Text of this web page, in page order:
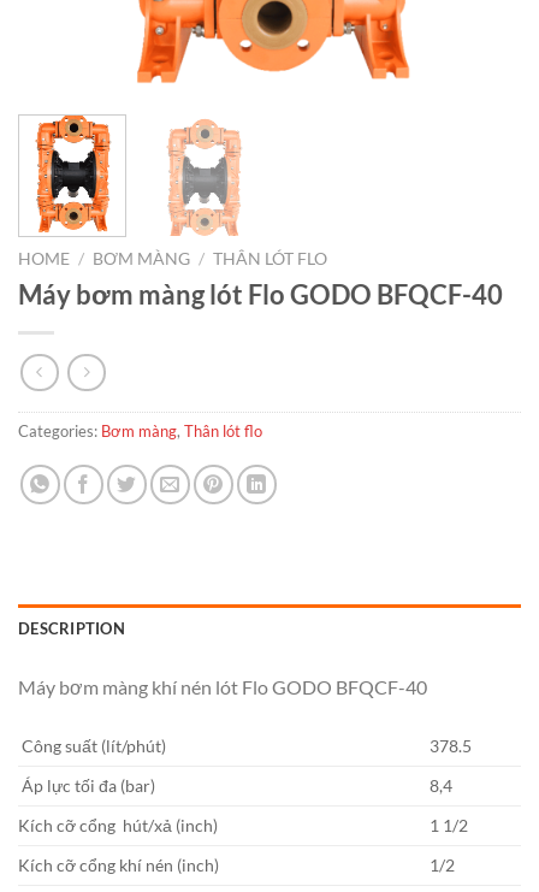
HOME / BƠM MÀNG / THÂN LÓT FLO
Máy bơm màng lót Flo GODO BFQCF-40
Categories: Bơm màng, Thân lót flo
DESCRIPTION
Máy bơm màng khí nén lót Flo GODO BFQCF-40
Công suất (lít/phút)
378.5
Áp lực tối đa (bar)
8,4
Kích cỡ cổng hút/xả (inch)
1 1/2
Kích cỡ cổng khí nén (inch)
1/2